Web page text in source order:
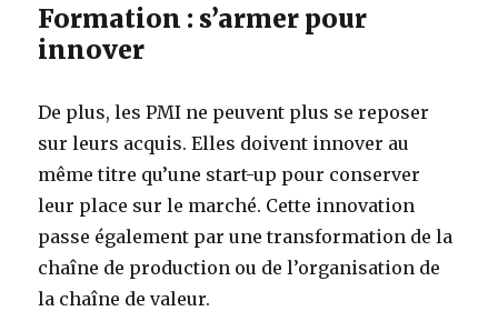
Formation : s’armer pour
innover
De plus, les PMI ne peuvent plus se reposer
sur leurs acquis. Elles doivent innover au
même titre qu’une start-up pour conserver
leur place sur le marché. Cette innovation
passe également par une transformation de la
chaîne de production ou de l’organisation de
la chaîne de valeur.